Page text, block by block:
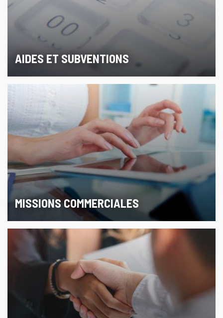
AIDES ET SUBVENTIONS
MISSIONS COMMERCIALES